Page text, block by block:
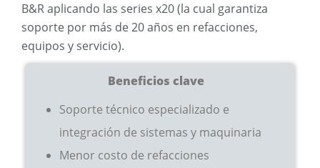
B&R aplicando las series x20 (la cual garantiza
soporte por más de 20 años en refacciones,
equipos y servicio).
Beneficios clave
Soporte técnico especializado e
integración de sistemas y maquinaria
Menor costo de refacciones